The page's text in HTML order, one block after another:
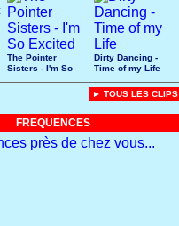
The Pointer
Sisters - I'm So
Dirty Dancing -
Time of my Life
► TOUS LES CLIPS
FREQUENCES